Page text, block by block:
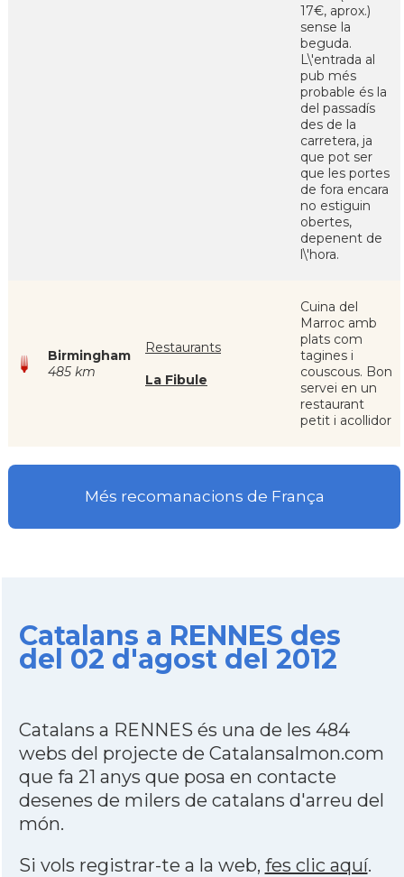
17€, aprox.)
sense la
beguda.
L\'entrada al
pub més
probable és la
del passadís
des de la
carretera, ja
que pot ser
que les portes
de fora encara
no estiguin
obertes,
depenent de
l\'hora.
Birmingham
485 km
Restaurants
La Fibule
Cuina del
Marroc amb
plats com
tagines i
couscous. Bon
servei en un
restaurant
petit i acollidor
Més recomanacions de França
Catalans a RENNES des
del 02 d'agost del 2012
Catalans a RENNES és una de les 484
webs del projecte de Catalansalmon.com
que fa 21 anys que posa en contacte
desenes de milers de catalans d'arreu del
món.
Si vols registrar-te a la web, fes clic aquí.